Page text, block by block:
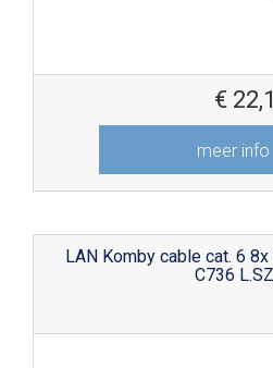
€
meer info
LAN Komby cable cat. 6
C736